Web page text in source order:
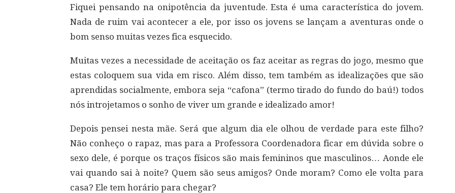
Fiquei pensando na onipotência da juventude. Esta é uma característica do jovem.
Nada de ruim vai acontecer a ele, por isso os jovens se lançam a aventuras onde o
bom senso muitas vezes fica esquecido.
Muitas vezes a necessidade de aceitação os faz aceitar as regras do jogo, mesmo que
estas coloquem sua vida em risco. Além disso, tem também as idealizações que são
aprendidas socialmente, embora seja “cafona” (termo tirado do fundo do baú!) todos
nós introjetamos o sonho de viver um grande e idealizado amor!
Depois pensei nesta mãe. Será que algum dia ele olhou de verdade para este filho?
Não conheço o rapaz, mas para a Professora Coordenadora ficar em dúvida sobre o
sexo dele, é porque os traços físicos são mais femininos que masculinos… Aonde ele
vai quando sai à noite? Quem são seus amigos? Onde moram? Como ele volta para
casa? Ele tem horário para chegar?